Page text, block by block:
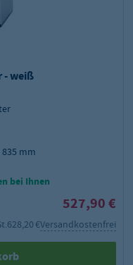
- weiß
835 mm
bei Ihnen
527,90 €
628,20 €Versandkostenfrei